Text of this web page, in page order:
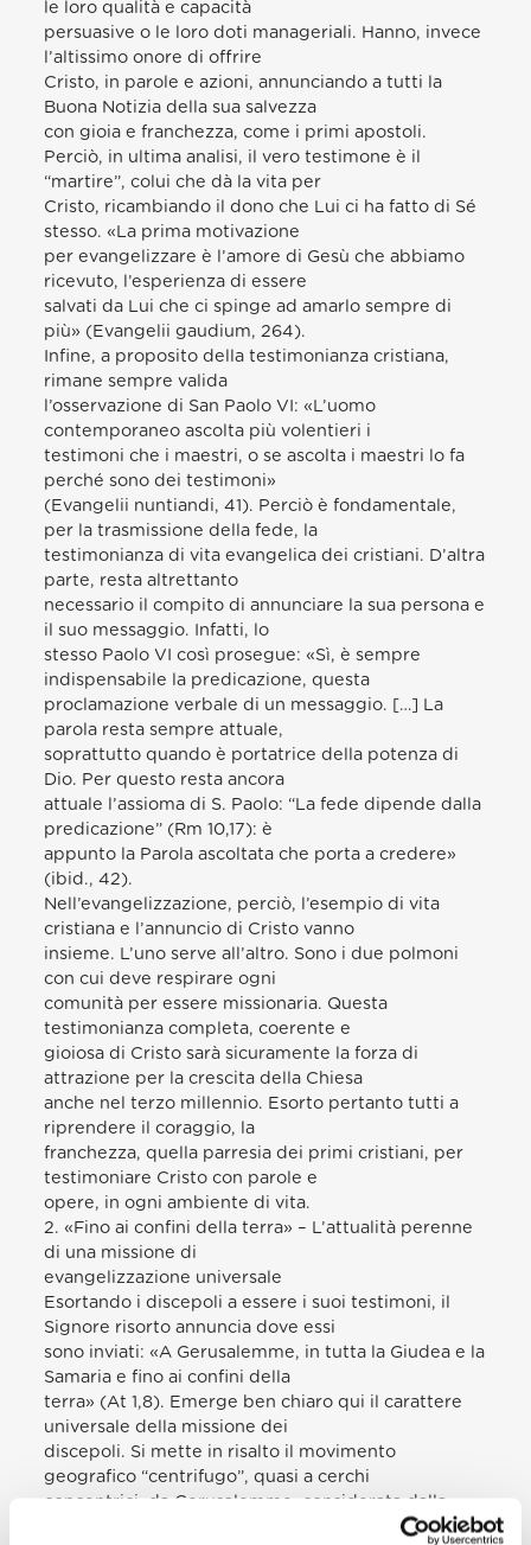
le loro qualità e capacità
persuasive o le loro doti manageriali. Hanno, invece
l’altissimo onore di offrire
Cristo, in parole e azioni, annunciando a tutti la
Buona Notizia della sua salvezza
con gioia e franchezza, come i primi apostoli.
Perciò, in ultima analisi, il vero testimone è il
“martire”, colui che dà la vita per
Cristo, ricambiando il dono che Lui ci ha fatto di Sé
stesso. «La prima motivazione
per evangelizzare è l’amore di Gesù che abbiamo
ricevuto, l’esperienza di essere
salvati da Lui che ci spinge ad amarlo sempre di
più» (Evangelii gaudium, 264).
Infine, a proposito della testimonianza cristiana,
rimane sempre valida
l’osservazione di San Paolo VI: «L’uomo
contemporaneo ascolta più volentieri i
testimoni che i maestri, o se ascolta i maestri lo fa
perché sono dei testimoni»
(Evangelii nuntiandi, 41). Perciò è fondamentale,
per la trasmissione della fede, la
testimonianza di vita evangelica dei cristiani. D’altra
parte, resta altrettanto
necessario il compito di annunciare la sua persona e
il suo messaggio. Infatti, lo
stesso Paolo VI così prosegue: «Sì, è sempre
indispensabile la predicazione, questa
proclamazione verbale di un messaggio. […] La
parola resta sempre attuale,
soprattutto quando è portatrice della potenza di
Dio. Per questo resta ancora
attuale l’assioma di S. Paolo: “La fede dipende dalla
predicazione” (Rm 10,17): è
appunto la Parola ascoltata che porta a credere»
(ibid., 42).
Nell’evangelizzazione, perciò, l’esempio di vita
cristiana e l’annuncio di Cristo vanno
insieme. L’uno serve all’altro. Sono i due polmoni
con cui deve respirare ogni
comunità per essere missionaria. Questa
testimonianza completa, coerente e
gioiosa di Cristo sarà sicuramente la forza di
attrazione per la crescita della Chiesa
anche nel terzo millennio. Esorto pertanto tutti a
riprendere il coraggio, la
franchezza, quella parresia dei primi cristiani, per
testimoniare Cristo con parole e
opere, in ogni ambiente di vita.
2. «Fino ai confini della terra» – L’attualità perenne
di una missione di
evangelizzazione universale
Esortando i discepoli a essere i suoi testimoni, il
Signore risorto annuncia dove essi
sono inviati: «A Gerusalemme, in tutta la Giudea e la
Samaria e fino ai confini della
terra» (At 1,8). Emerge ben chiaro qui il carattere
universale della missione dei
discepoli. Si mette in risalto il movimento
geografico “centrifugo”, quasi a cerchi
concentrici, da Gerusalemme, considerata dalla